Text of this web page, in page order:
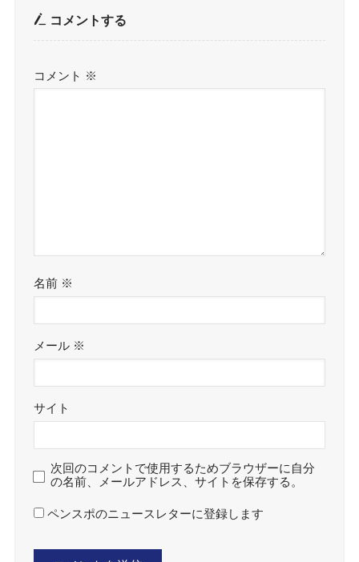
コメントする
コメント ※
名前 ※
メール ※
サイト
次回のコメントで使用するためブラウザーに自分
の名前、メールアドレス、サイトを保存する。
ペンスポのニュースレターに登録します